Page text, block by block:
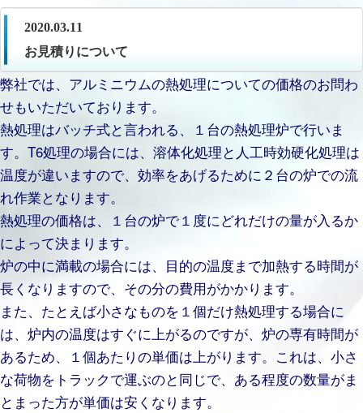
2020.03.11
お見積りについて
弊社では、アルミニウムの熱処理についての価格のお問わ
せもいただいております。
熱処理はバッチ式と言われる、１台の熱処理炉で行いま
す。T6処理の場合には、溶体化処理と人工時効硬化処理は
温度が違いますので、効率をあげるために２台の炉での流
れ作業となります。
熱処理の価格は、１台の炉で１度にどれだけの量が入るか
によって決まります。
炉の中に満載の場合には、目的の温度まで加熱する時間が
長くなりますので、その分の費用がかかります。
また、たとえば小さなものを１個だけ熱処理する場合に
は、炉内の温度はすぐに上がるのですが、炉の専有時間が
あるため、１個あたりの単価は上がります。これは、小さ
な荷物をトラックで運ぶのと同じで、ある程度の数量がま
とまった方が単価は安くなります。